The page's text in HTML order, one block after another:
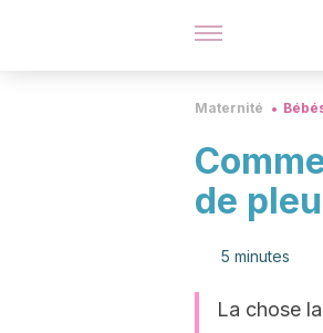
Maternité
de
5 minutes
La chose